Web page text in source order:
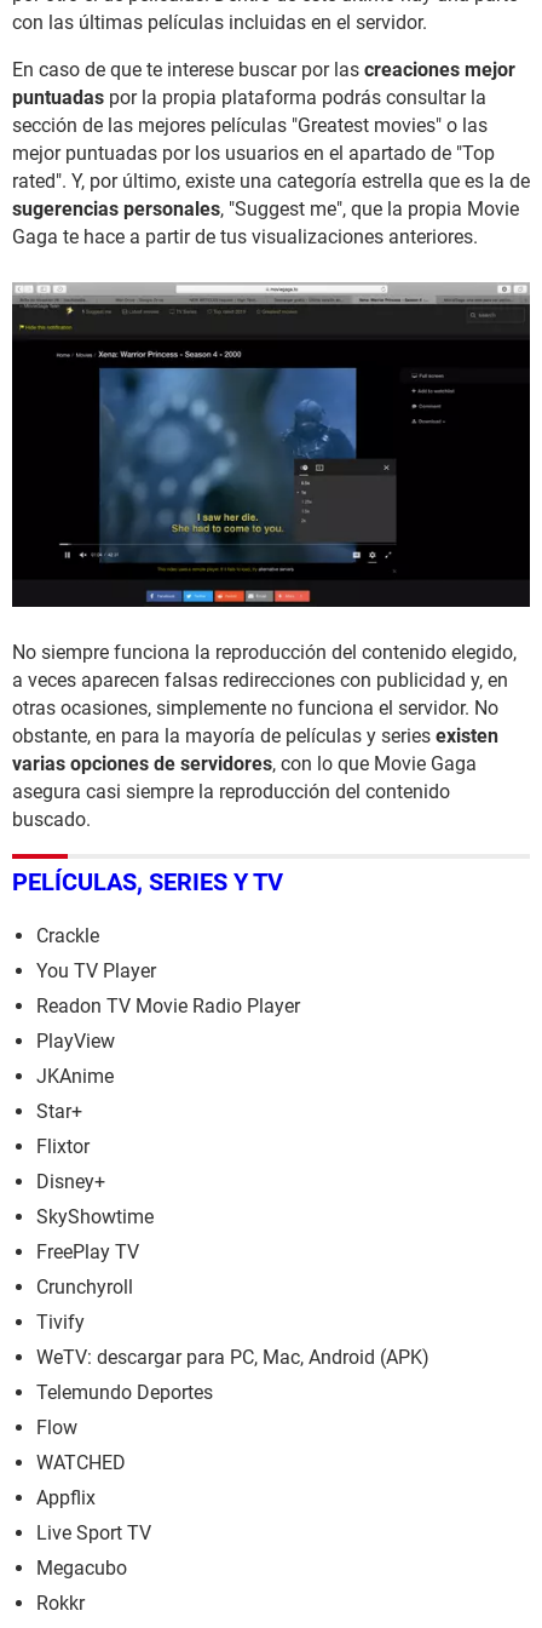
con las últimas películas incluidas en el servidor.
En caso de que te interese buscar por las creaciones mejor
puntuadas por la propia plataforma podrás consultar la
sección de las mejores películas "Greatest movies" o las
mejor puntuadas por los usuarios en el apartado de "Top
rated". Y, por último, existe una categoría estrella que es la de
sugerencias personales, "Suggest me", que la propia Movie
Gaga te hace a partir de tus visualizaciones anteriores.
No siempre funciona la reproducción del contenido elegido,
a veces aparecen falsas redirecciones con publicidad y, en
otras ocasiones, simplemente no funciona el servidor. No
obstante, en para la mayoría de películas y series existen
varias opciones de servidores, con lo que Movie Gaga
asegura casi siempre la reproducción del contenido
buscado.
PELÍCULAS, SERIES Y TV
Crackle
You TV Player
Readon TV Movie Radio Player
PlayView
JKAnime
Star+
Flixtor
Disney+
SkyShowtime
FreePlay TV
Crunchyroll
Tivify
WeTV: descargar para PC, Mac, Android (APK)
Telemundo Deportes
Flow
WATCHED
Appflix
Live Sport TV
Megacubo
Rokkr